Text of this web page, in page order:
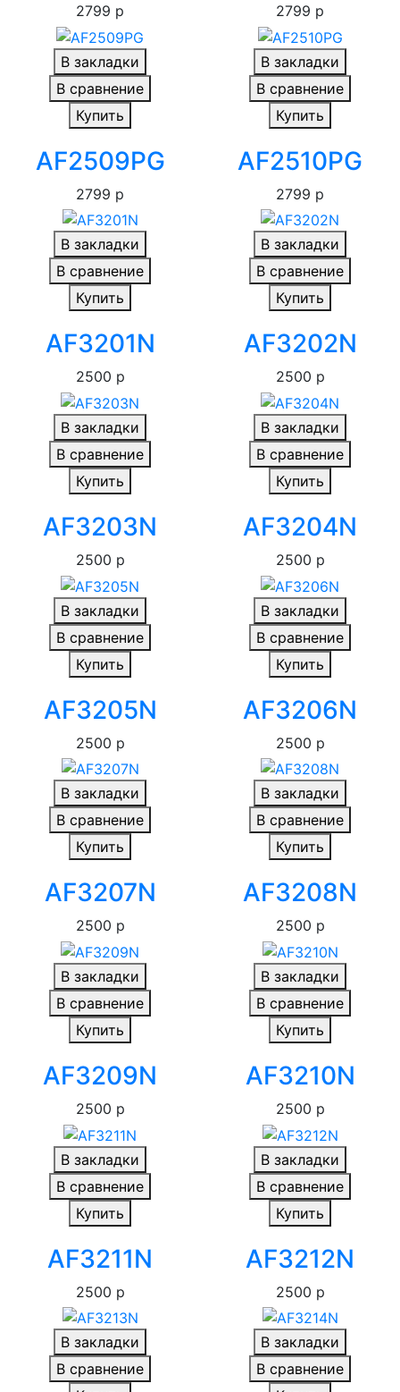
2799 р 2799 р
В закладки
В сравнение
Купить
AF2509PG
2799 р
В закладки
В сравнение
Купить
AF2510PG
2799 р
В закладки
В сравнение
Купить
AF3201N
2500 р
В закладки
В сравнение
Купить
AF3202N
2500 р
В закладки
В сравнение
Купить
AF3203N
2500 р
В закладки
В сравнение
Купить
AF3204N
2500 р
В закладки
В сравнение
Купить
AF3205N
2500 р
В закладки
В сравнение
Купить
AF3206N
2500 р
В закладки
В сравнение
Купить
AF3207N
2500 р
В закладки
В сравнение
Купить
AF3208N
2500 р
В закладки
В сравнение
Купить
AF3209N
2500 р
В закладки
В сравнение
Купить
AF3210N
2500 р
В закладки
В сравнение
Купить
AF3211N
2500 р
В закладки
В сравнение
Купить
AF3212N
2500 р
В закладки
В сравнение
В закладки
В сравнение